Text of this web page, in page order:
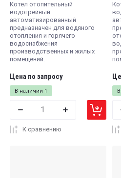
Котел отопительный
водогрейный
автоматизированный
предназначен для водяного
отопления и горячего
водоснабжения
производственных и жилых
помещений.
В наличии 1
Цена по запросу
К сравнению